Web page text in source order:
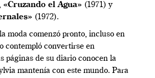
«Cruzando el Agua» (1971) y
(1972).
moda comenzó pronto, incluso en
contempló convertirse en
páginas de su diario conocen la
mantenía con este mundo. Para